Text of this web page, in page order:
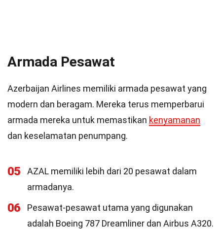
Armada Pesawat
Azerbaijan Airlines memiliki armada pesawat yang
modern dan beragam. Mereka terus memperbarui
armada mereka untuk memastikan kenyamanan
dan keselamatan penumpang.
05
AZAL memiliki lebih dari 20 pesawat dalam
armadanya.
06
Pesawat-pesawat utama yang digunakan
adalah Boeing 787 Dreamliner dan Airbus A320.